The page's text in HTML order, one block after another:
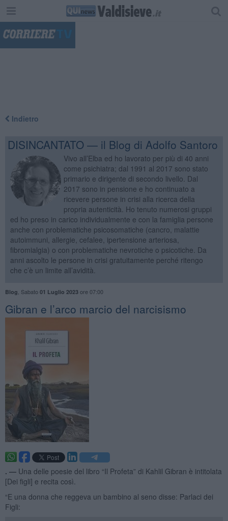
Indietro
DISINCANTATO — il Blog di Adolfo Santoro
Vivo all’Elba ed ho lavorato per più di 40 anni
come psichiatra; dal 1991 al 2017 sono stato
primario e dirigente di secondo livello. Dal
2017 sono in pensione e ho continuato a
ricevere persone in crisi alla ricerca della
propria autenticità. Ho tenuto numerosi gruppi
ed ho preso in carico individualmente e con la famiglia persone
anche con problematiche psicosomatiche (cancro, malattie
autoimmuni, allergie, cefalee, ipertensione arteriosa,
fibromialgia) o con problematiche nevrotiche o psicotiche. Da
anni ascolto le persone in crisi gratuitamente perché ritengo
che c’è un limite all’avidità.
Blog Sabato 01 Luglio 2023ore 07:00
​Gibran e l’arco marcio del narcisismo
. — Una delle poesie del libro “Il Profeta” di Kahlil Gibran è intitolata
[Dei figli] e recita così.
“E una donna che reggeva un bambino al seno disse: Parlaci dei
Figli: